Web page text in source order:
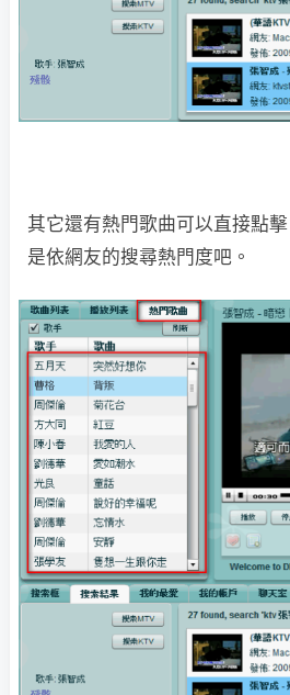
其它還有熱門歌曲可以直接點
是依網友的搜尋熱門度吧。